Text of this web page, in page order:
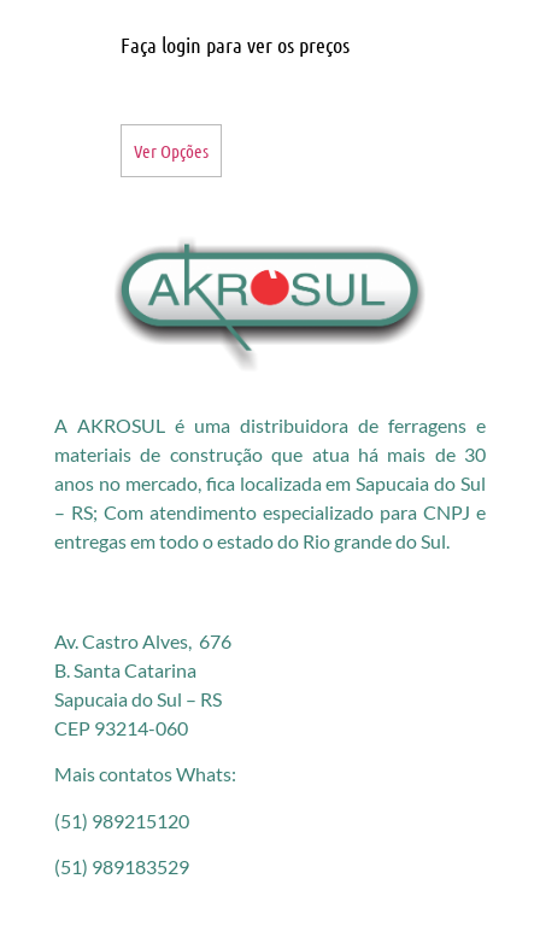
Faça login para ver os preços
Ver Opções
A AKROSUL é uma distribuidora de ferragens e
materiais de construção que atua há mais de 30
anos no mercado, fica localizada em Sapucaia do Sul
– RS; Com atendimento especializado para CNPJ e
entregas em todo o estado do Rio grande do Sul.
Av. Castro Alves, 676
B. Santa Catarina
Sapucaia do Sul – RS
CEP 93214-060
Mais contatos Whats:
(51) 989215120
(51) 989183529